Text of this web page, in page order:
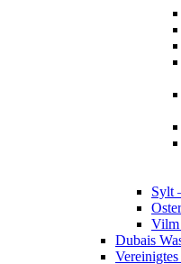
Sylt
Vilm
Dubais